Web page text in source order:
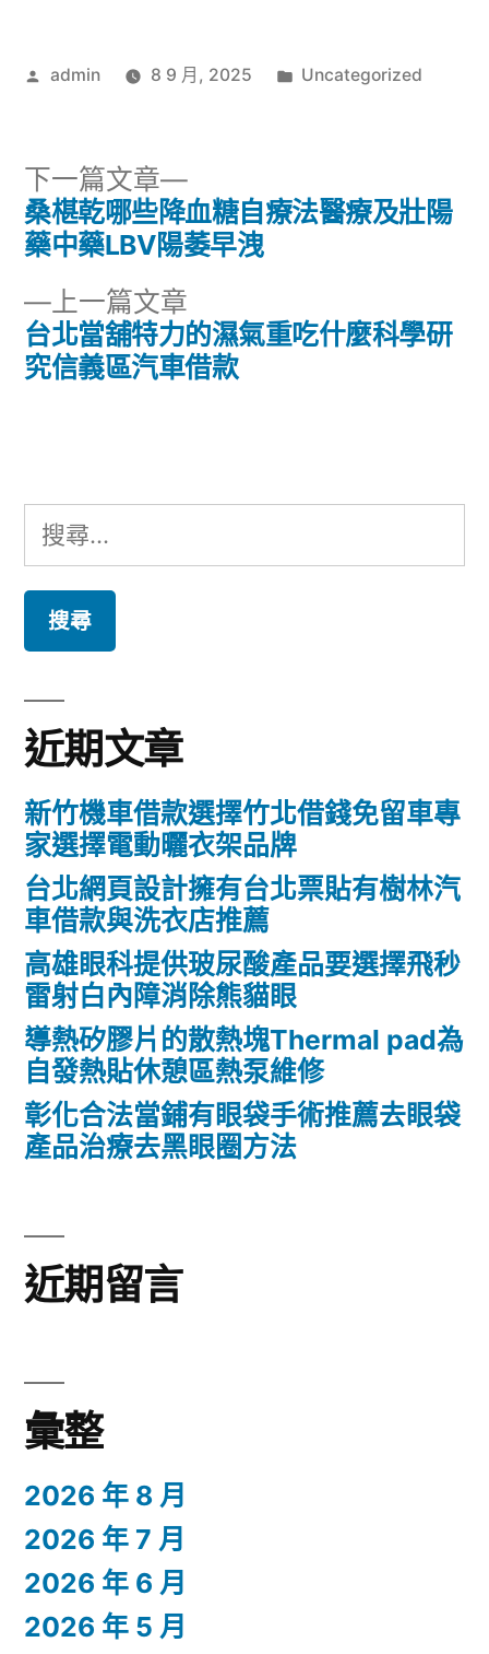
作
admin 8 9 月, 2025
分
Uncategorized
文
導
覽
上一篇文章
一
篇
台北當舖特力的濕氣重吃什麼科學研
究信義區汽車借款
下一篇文章
下
一
篇
桑椹乾哪些降血糖自療法醫療及壯陽
藥中藥LBV陽萎早洩
搜
尋
鍵
字:
近期文章
新竹機車借款選擇竹北借錢免留車專
家選擇電動曬衣架品牌
台北網頁設計擁有台北票貼有樹林汽
車借款與洗衣店推薦
高雄眼科提供玻尿酸產品要選擇飛秒
雷射白內障消除熊貓眼
導熱矽膠片的散熱塊Thermal pad為
自發熱貼休憩區熱泵維修
彰化合法當鋪有眼袋手術推薦去眼袋
產品治療去黑眼圈方法
近期留言
彙整
2026 年 8 月
2026 年 7 月
2026 年 6 月
2026 年 5 月